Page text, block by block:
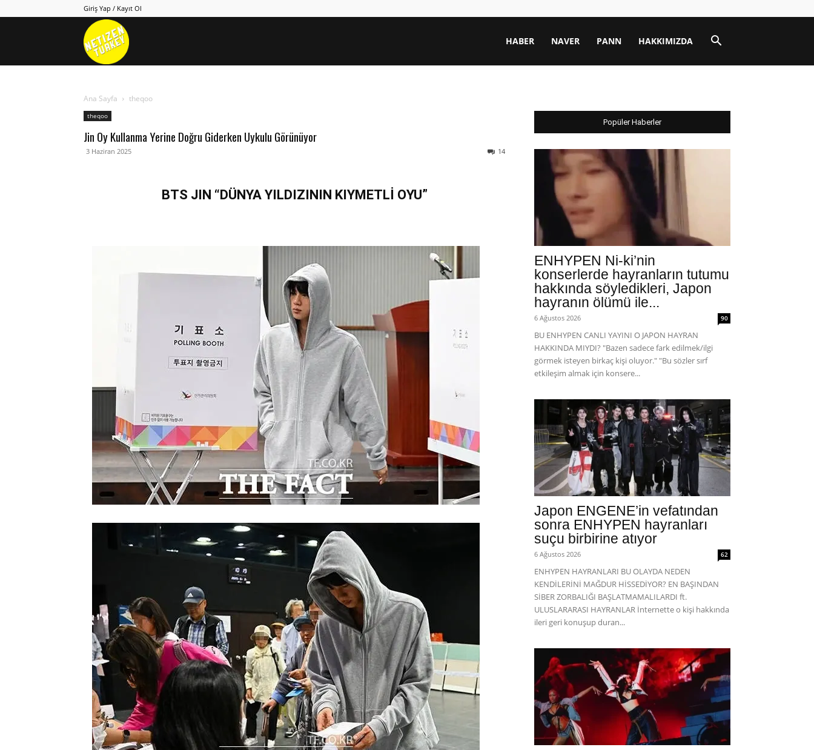
Giriş Yap / Kayıt Ol
Netizen HABER NAVER PANN HAKKIMIZDA
Ana Sayfa theqoo
theqoo
Jin Oy Kullanma Yerine Doğru Giderken Uykulu Görünüyor
3 Haziran 2025 14
BTS JIN “DÜNYA YILDIZININ KIYMETLİ OYU”
Popüler Haberler
ENHYPEN Ni-ki’nin
konserlerde hayranların tutumu
hakkında söyledikleri, Japon
hayranın ölümü ile...
6 Ağustos 2026 90
BU ENHYPEN CANLI YAYINI O JAPON HAYRAN
HAKKINDA MIYDI? "Bazen sadece fark edilmek/ilgi
görmek isteyen birkaç kişi oluyor." "Bu sözler sırf
etkileşim almak için konsere...
Japon ENGENE’in vefatından
sonra ENHYPEN hayranları
suçu birbirine atıyor
6 Ağustos 2026 62
ENHYPEN HAYRANLARI BU OLAYDA NEDEN
KENDİLERİNİ MAĞDUR HİSSEDİYOR? EN BAŞINDAN
SİBER ZORBALIĞI BAŞLATMAMALILARDI ft.
ULUSLARARASI HAYRANLAR İnternette o kişi hakkında
ileri geri konuşup duran...